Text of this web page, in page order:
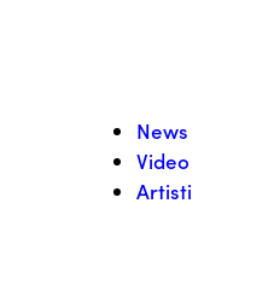
News
Video
Artisti